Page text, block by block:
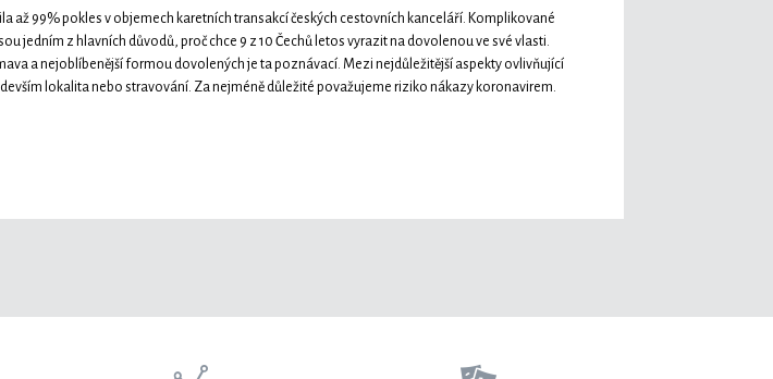
až 99% pokles v objemech karetních transakcí českých cestovních kanceláří. Komplikované
jedním z hlavních důvodů, proč chce 9 z 10 Čechů letos vyrazit na dovolenou ve své vlasti.
a nejoblíbenější formou dovolených je ta poznávací. Mezi nejdůležitější aspekty ovlivňující
lokalita nebo stravování. Za nejméně důležité považujeme riziko nákazy koronavirem.